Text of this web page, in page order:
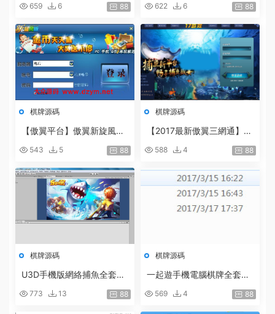
設教程
659 6 88 622 6 88
棋牌源碼
【傲翼平台】傲翼新旋風棋
543 5 88
棋牌源碼
【2017最新傲翼三網通】2
套完整源碼[三網]
588 4 88
棋牌源碼
U3D手機版網絡捕魚全套包
完整
773 13 88
棋牌源碼
一起遊手機電腦棋牌全套源
手機客戶端COCOS
569 4 88